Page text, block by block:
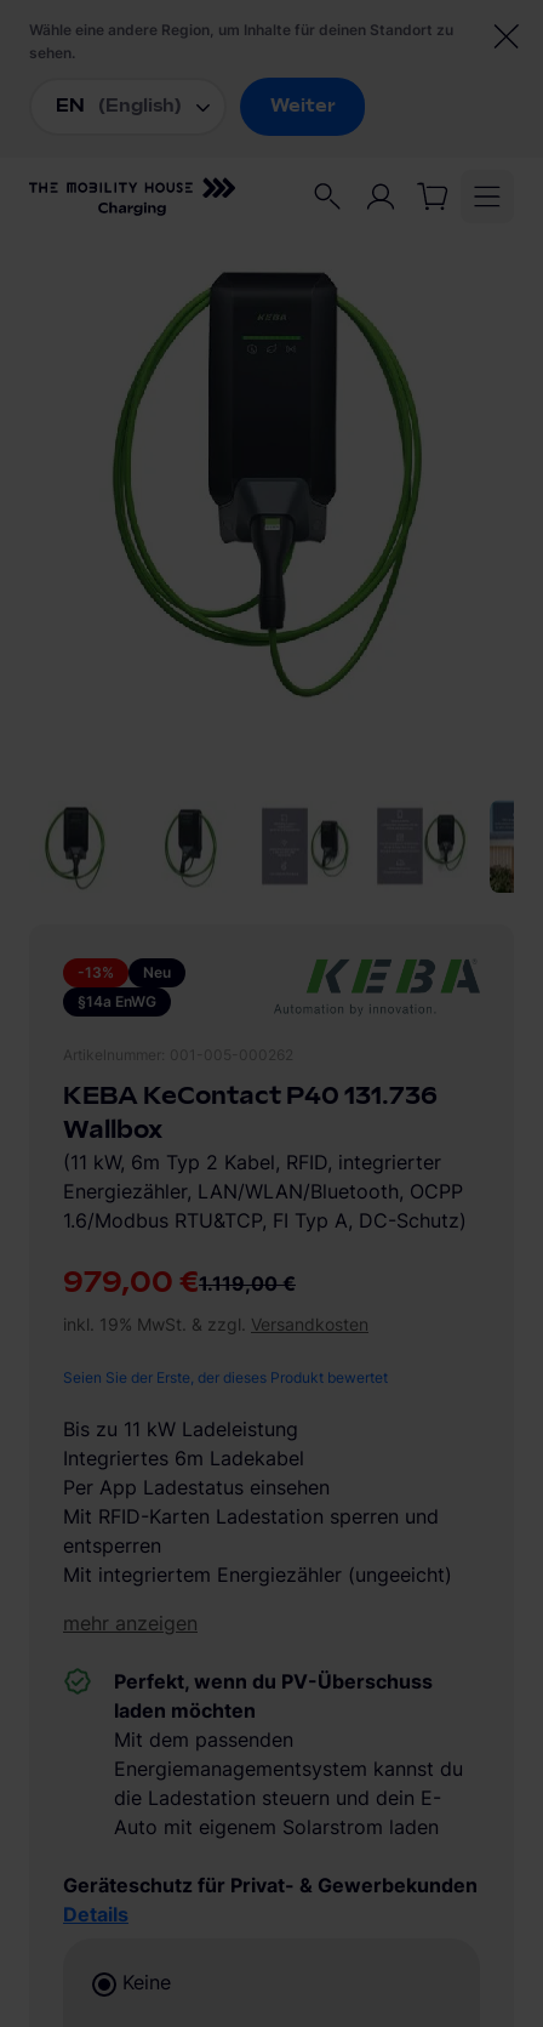
Ladestationen
-13%
Neu
§14a EnWG
979,00 €1.119,00 €
inkl. 19% MwSt. & zzgl. Versandkosten
Seien Sie der Erste, der dieses Produkt bewertet
Bis zu 11 kW Ladeleistung
Integriertes 6m Ladekabel
Per App Ladestatus einsehen
Mit RFID-Karten Ladestation sperren und
entsperren
Mit integriertem Energiezähler (ungeeicht)
mehr anzeigen
Geräteschutz für Privat- & Gewerbekunden
Details
Keine
KEBA KeContact P40 131.736
Wallbox
(11 kW, 6m Typ 2 Kabel, RFID, integrierter
Energiezähler, LAN/WLAN/Bluetooth, OCPP
1.6/Modbus RTU&TCP, FI Typ A, DC-Schutz)
Perfekt, wenn du PV-Überschuss
laden möchten
Mit dem passenden
Energiemanagementsystem kannst du
die Ladestation steuern und dein E-
Auto mit eigenem Solarstrom laden